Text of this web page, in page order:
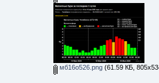
мб16о526.png(61.59 КБ,